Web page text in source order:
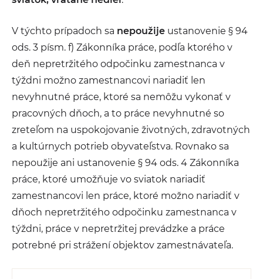
V týchto prípadoch sa nepoužije ustanovenie § 94
ods. 3 písm. f) Zákonníka práce, podľa ktorého v
deň nepretržitého odpočinku zamestnanca v
týždni možno zamestnancovi nariadiť len
nevyhnutné práce, ktoré sa nemôžu vykonať v
pracovných dňoch, a to práce nevyhnutné so
zreteľom na uspokojovanie životných, zdravotných
a kultúrnych potrieb obyvateľstva. Rovnako sa
nepoužije ani ustanovenie § 94 ods. 4 Zákonníka
práce, ktoré umožňuje vo sviatok nariadiť
zamestnancovi len práce, ktoré možno nariadiť v
dňoch nepretržitého odpočinku zamestnanca v
týždni, práce v nepretržitej prevádzke a práce
potrebné pri strážení objektov zamestnávateľa.